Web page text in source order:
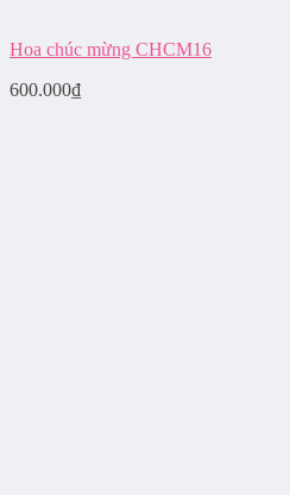
Hoa chúc mừng CHCM16
600.000₫